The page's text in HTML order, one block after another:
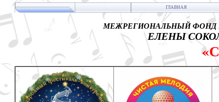
ГЛАВНАЯ
МЕЖРЕГИОНАЛЬНЫЙ ФОНД
ЕЛЕНЫ